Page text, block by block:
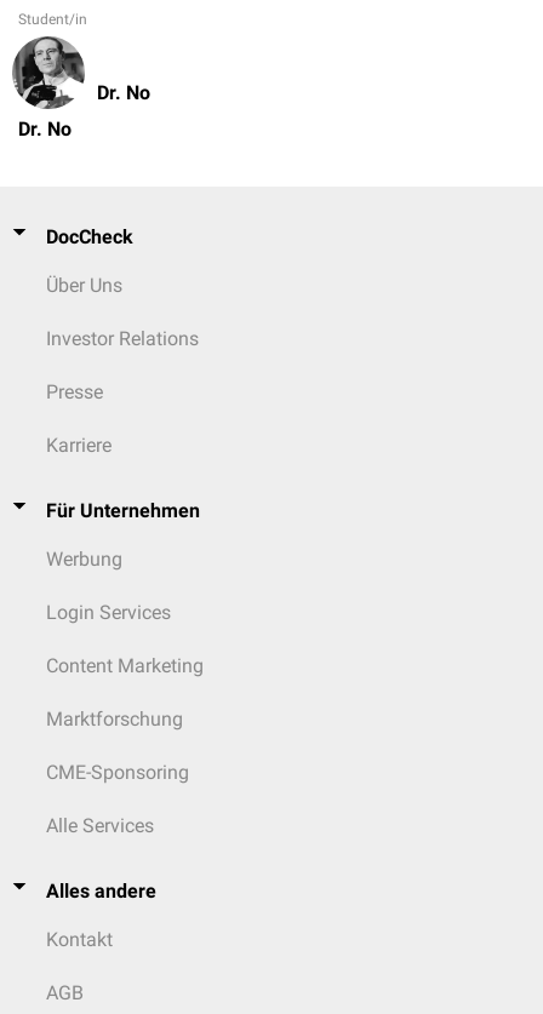
Student/in
Dr. No
Dr. No
DocCheck
Über Uns
Investor Relations
Presse
Karriere
Für Unternehmen
Werbung
Login Services
Content Marketing
Marktforschung
CME-Sponsoring
Alle Services
Alles andere
Kontakt
AGB